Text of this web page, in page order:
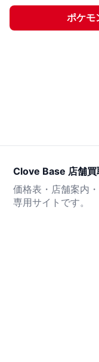
ポケモ
Clove Base 店舗買
価格表・店舗案内
専用サイトです。